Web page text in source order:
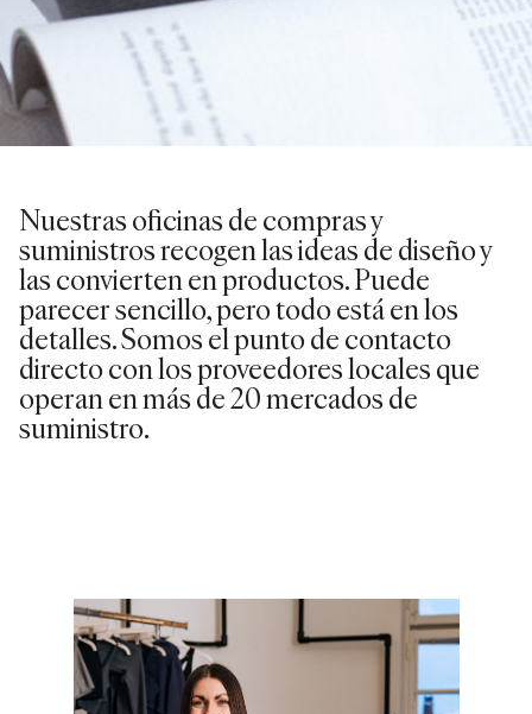
Nuestras oficinas de compras y
suministros recogen las ideas de diseño y
las convierten en productos. Puede
parecer sencillo, pero todo está en los
detalles. Somos el punto de contacto
directo con los proveedores locales que
operan en más de 20 mercados de
suministro.